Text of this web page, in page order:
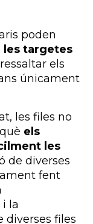
poden
les targetes
els
únicament
les files no
els
les
de diverses
fent
la
diverses files